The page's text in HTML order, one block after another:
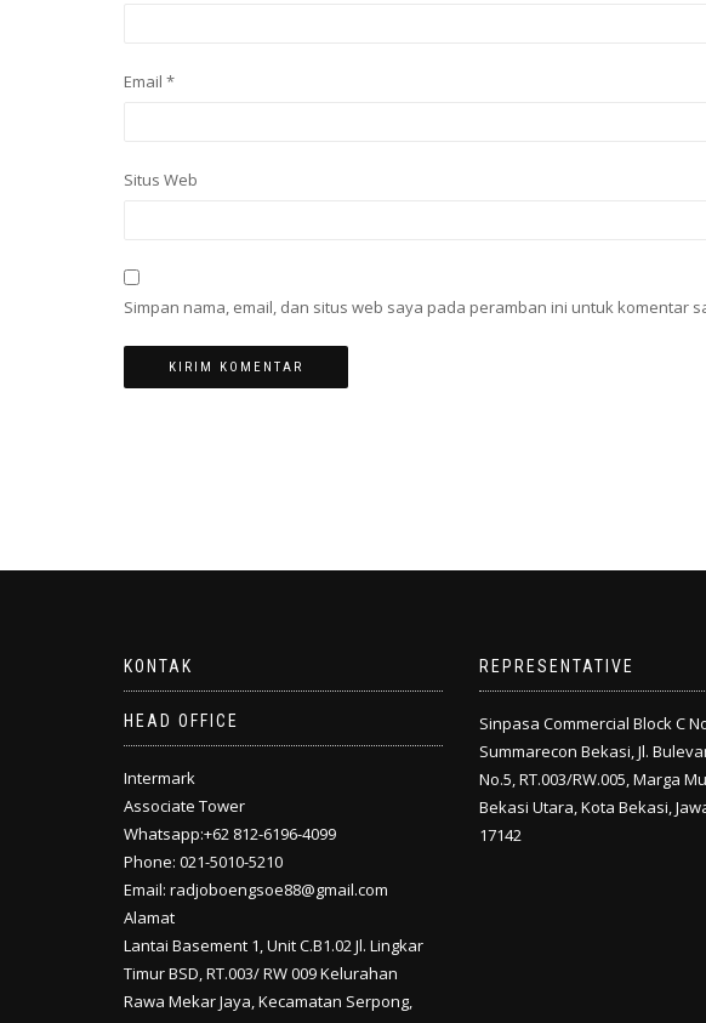
Email *
Situs Web
Simpan nama, email, dan situs web saya pada peramban ini untuk komentar
KONTAK
HEAD OFFICE
Intermark
Associate Tower
Whatsapp:+62 812-6196-4099
Phone: 021-5010-5210
Email: radjoboengsoe88@gmail.com
Alamat
Lantai Basement 1, Unit C.B1.02 Jl. Lingkar
Timur BSD, RT.003/ RW 009 Kelurahan
Rawa Mekar Jaya, Kecamatan Serpong,
REPRESENTATIVE
Sinpasa Commercial Block C
Summarecon Bekasi, Jl.
No.5, RT.003/RW.005, Marga
Bekasi Utara, Kota Bekasi,
17142